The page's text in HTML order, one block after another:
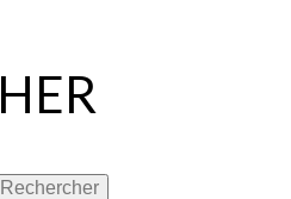
Rechercher